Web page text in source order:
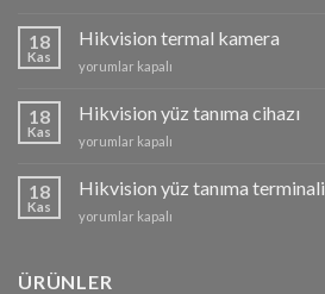
kamera
için
18
Kas
Hikvision termal kamera
Hikvision
kamera
için
yorumlar kapalı
18
Kas
Hikvision yüz tanıma cihazı
Hikvision
tanıma
cihazı
için
yorumlar kapalı
18
Kas
Hikvision yüz tanıma terminali
Hikvision
terminali
yorumlar kapalı
ÜRÜNLER